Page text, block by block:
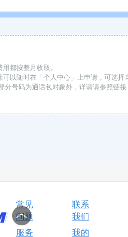
都按整月收取。
以随时在「个人中心」上申请，可选择
分号码为通话包对象外，详请请参照链
常见
问题
服务
联系
我们
我的